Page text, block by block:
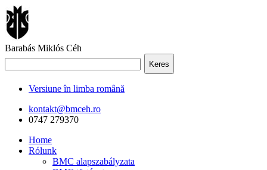
Barabás Miklós Céh
Keres
Versiune în limba română
kontakt@bmceh.ro
0747 279370
Home
Rólunk
BMC alapszabályzata